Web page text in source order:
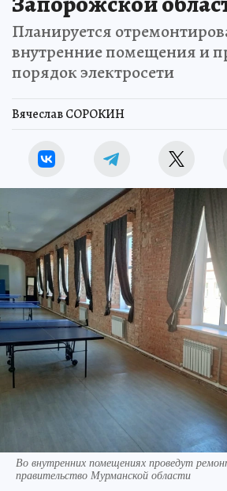
Планируется
внутренние помещения и
порядок электросети
Вячеслав СОРОКИН
Во внутренних помещениях проведут
правительство Мурманской области